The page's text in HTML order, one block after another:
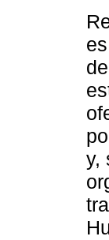
y,